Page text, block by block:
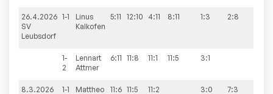
26.4.2026
SV
Leubsdorf
1-1
Linus
Kalkofen
5:11 12:10 4:11 8:11 1:3 2:8
1-
2
Lennart
Attmer
6:11 11:8 11:1 11:5 3:1
8.3.2026
1-1
Mattheo
11:6 11:5 11:2 3:0 7:3